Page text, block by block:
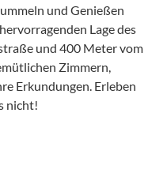
und Genießen
Lage des
und 400 Meter vom
Zimmern,
Erkundungen. Erleben
nicht!